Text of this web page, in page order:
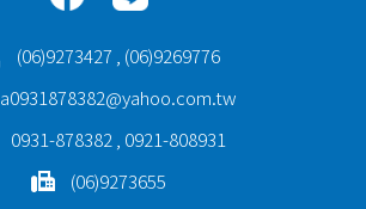
(06)9273427 , (06)9269776
a0931878382@yahoo.com.tw
0931-878382 , 0921-808931
(06)9273655